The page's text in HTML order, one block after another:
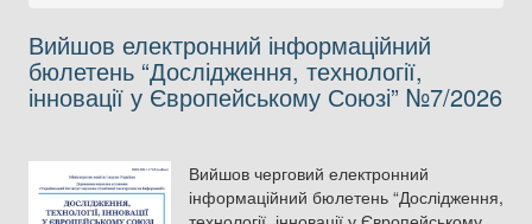
Вийшов електронний інформаційний
бюлетень “Дослідження, технології,
інновації у Європейському Союзі” №7/2026
Вийшов черговий електронний
інформаційний бюлетень “Дослідження,